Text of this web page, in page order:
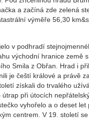
a začíná zde zelená
výměře 56,30
v podhradí
východní hranice země
Smila z Obřan. Hrad i
je čeští králové a právě
získali do trvalého
při útocích
vyhořelo a o deset
centrem. V 19. století